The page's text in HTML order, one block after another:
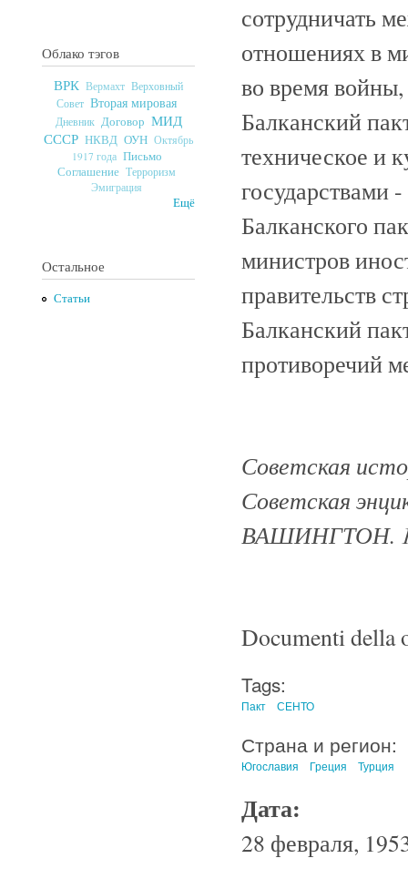
Облако тэгов
ВРК Вермахт Верховный
Совет Вторая мировая
Дневник Договор МИД
СССР НКВД ОУН Октябрь
1917 года Письмо
Соглашение Терроризм
Эмиграция
Ещё
Остальное
Статьи
сотрудничать
отношениях в
во время
Балканский
техническое и
государствами
Балканского
министров
правительств
Балканский
противоречий
Советская
Советская
ВАШИНГТОН.
Documenti della
Tags:
Пакт СЕНТО
Страна и регион:
Югославия Греция Турция
Дата:
28 февраля,